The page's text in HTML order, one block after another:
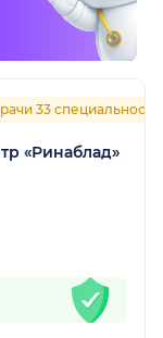
33
«Ринаблад»